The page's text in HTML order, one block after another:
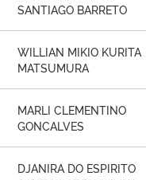
SANTIAGO BARRETO
WILLIAN MIKIO KURITA
MATSUMURA
MARLI CLEMENTINO
GONCALVES
DJANIRA DO ESPIRITO